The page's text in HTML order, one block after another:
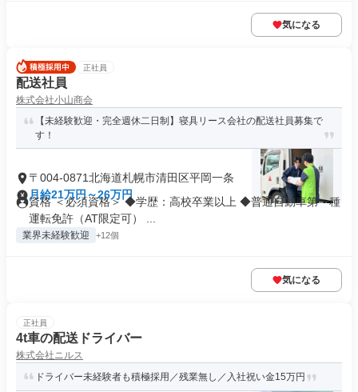
気になる
正社員
配送社員
株式会社小山商会
【未経験歓迎・完全週休二日制】寝具リース会社の配送社員募集で
す！
〒004-0871北海道札幌市清田区平岡一条
月給21万円～26万円
資格 ＜必須資格＞ ◆学歴：高校卒業以上 ◆普通自動車第一種
運転免許（AT限定可） ...
業界未経験歓迎 +12個
気になる
正社員
4t車の配送ドライバー
株式会社ニルス
ドライバー未経験者も積極採用／残業無し／入社祝い金15万円